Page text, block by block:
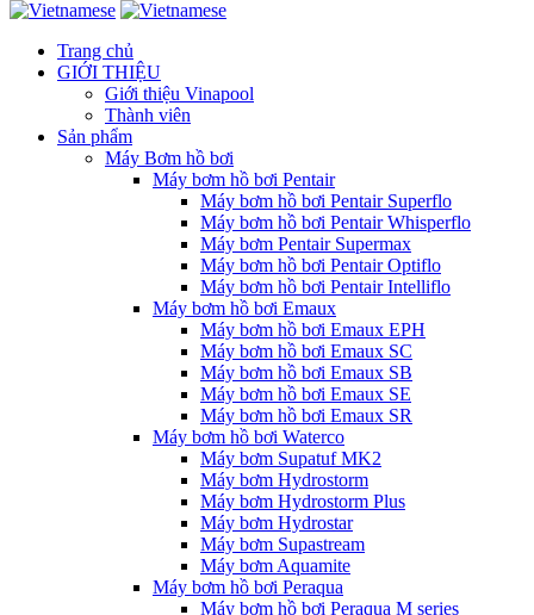
Trang chủ
GIỚI THIỆU
Giới thiệu Vinapool
Thành viên
Sản phẩm
Máy Bơm hồ bơi
Máy bơm hồ bơi Pentair
Máy bơm hồ bơi Pentair Superflo
Máy bơm hồ bơi Pentair Whisperflo
Máy bơm Pentair Supermax
Máy bơm hồ bơi Pentair Optiflo
Máy bơm hồ bơi Pentair Intelliflo
Máy bơm hồ bơi Emaux
Máy bơm hồ bơi Emaux EPH
Máy bơm hồ bơi Emaux SC
Máy bơm hồ bơi Emaux SB
Máy bơm hồ bơi Emaux SE
Máy bơm hồ bơi Emaux SR
Máy bơm hồ bơi Waterco
Máy bơm Supatuf MK2
Máy bơm Hydrostorm
Máy bơm Hydrostorm Plus
Máy bơm Hydrostar
Máy bơm Supastream
Máy bơm Aquamite
Máy bơm hồ bơi Peraqua
Máy bơm hồ bơi Peraqua M series